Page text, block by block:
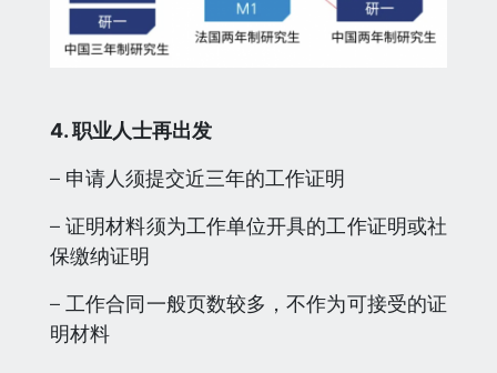
4. 职业人士再出发
– 申请人须提交近三年的工作证明
– 证明材料须为工作单位开具的工作证明或社
保缴纳证明
– 工作合同一般页数较多，不作为可接受的证
明材料